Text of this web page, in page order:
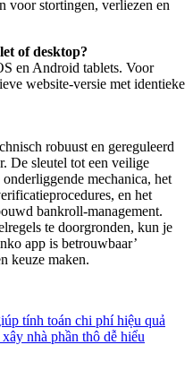
voor stortingen, verliezen en
of desktop?
en Android tablets. Voor
website-versie met identieke
robuust en gereguleerd
De sleutel tot een veilige
mechanica, het
en het
bankroll-management.
te doorgronden, kun je
app is betrouwbaar’
keuze maken.
tính toán chi phí hiệu quả
nhà phần thô dễ hiểu